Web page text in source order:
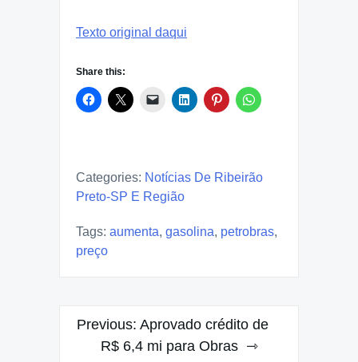
Texto original daqui
Share this:
Categories: Notícias De Ribeirão
Preto-SP E Região
Tags: aumenta, gasolina, petrobras,
preço
Post
navigation
Previous: Aprovado crédito de
R$ 6,4 mi para Obras